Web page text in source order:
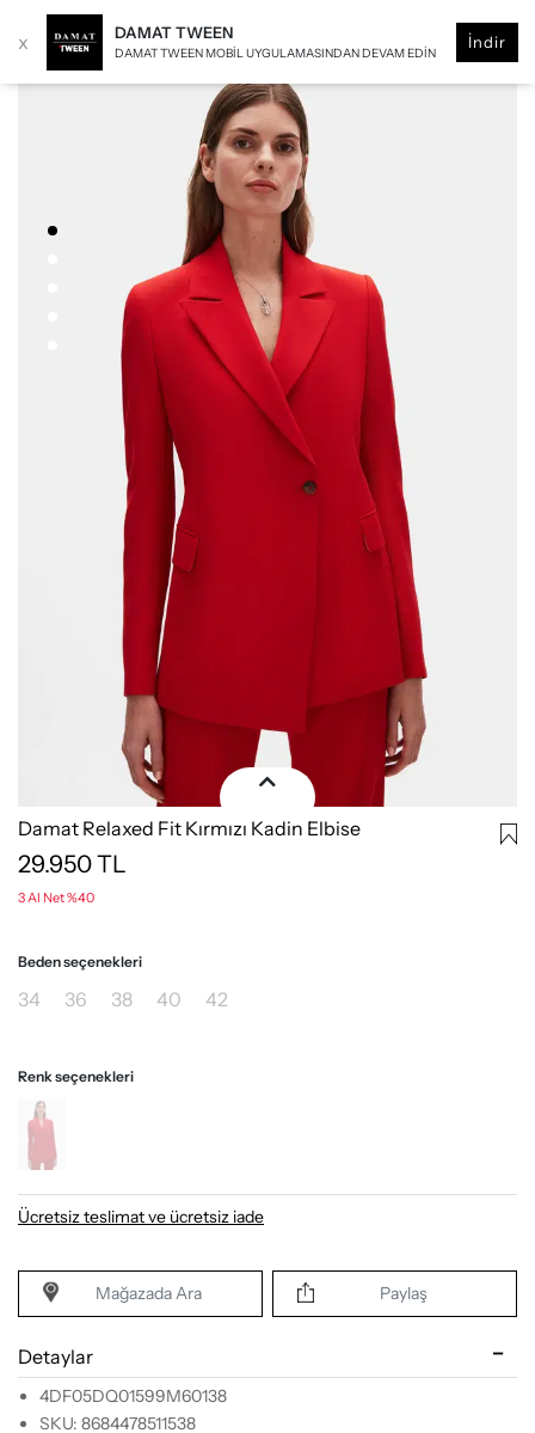
x DAMAT TWEEN
DAMAT TWEEN MOBIL UYGULAMASINDAN DEVAM EDIN
İndir
Damat Relaxed Fit Kırmızı Kadin Elbise
29.950TL
3 Al Net %40
Beden seçenekleri
34 36 38 40 42
Renk seçenekleri
Ücretsiz teslimat ve ücretsiz iade
Mağazada Ara Paylaş
Detaylar
4DF05DQ01599M60138
SKU: 8684478511538